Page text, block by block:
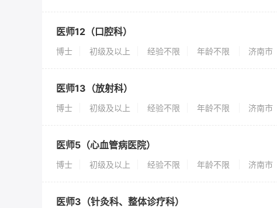
医师12（口腔科）
博士 初级及以上 经验不限 年龄不限 济南市
医师13（放射科）
博士 初级及以上 经验不限 年龄不限 济南市
医师5（心血管病医院）
博士 初级及以上 经验不限 年龄不限 济南市
医师3（针灸科、整体诊疗科）